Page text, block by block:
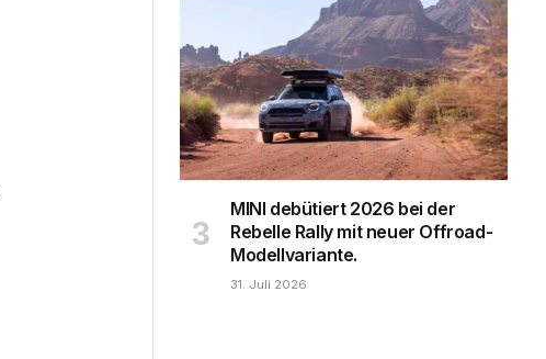
MINI debütiert 2026 bei der
Rebelle Rally mit neuer Offroad-
Modellvariante.
31. Juli 2026